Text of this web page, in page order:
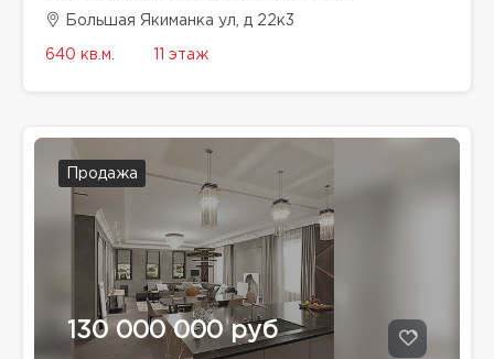
Большая Якиманка ул, д 22к3
640 кв.м. 11 этаж
Продажа
130 000 000 руб